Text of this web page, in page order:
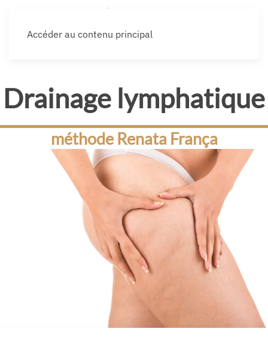
Accéder au contenu principal
Drainage lymphatique
méthode Renata França